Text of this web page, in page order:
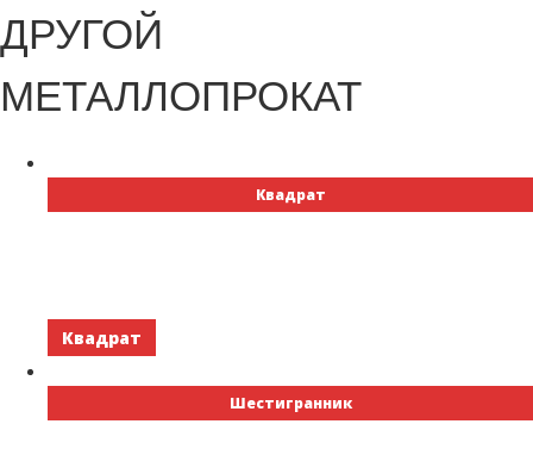
ДРУГОЙ
МЕТАЛЛОПРОКАТ
Квадрат
Квадрат
Шестигранник